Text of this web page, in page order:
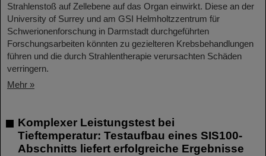
Strahlenstoß auf Zellebene auf das Organ einwirkt. Diese an der
University of Surrey und am GSI Helmholtzzentrum für
Schwerionenforschung in Darmstadt durchgeführten
Forschungsarbeiten könnten zu gezielteren Krebsbehandlungen
führen und die durch Strahlentherapie verursachten Schäden
verringern.
Mehr »
Komplexer Leistungstest bei
Tieftemperatur: Testaufbau eines SIS100-
Abschnitts liefert erfolgreiche Ergebnisse